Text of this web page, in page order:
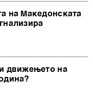
на Македонската
движењето на